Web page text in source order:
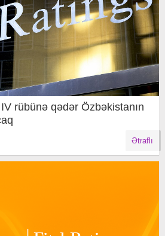
rübünə qədər Özbəkistanın
Ətraflı